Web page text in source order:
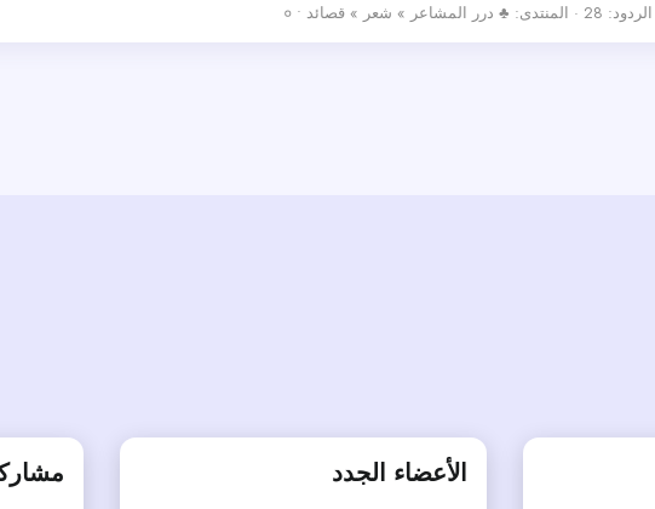
الردود: 28 المنتدى: ♣ درر المشاعر » شعر » قصائد • ०
الأعضاء الجدد